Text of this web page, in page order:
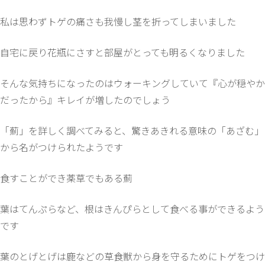
私は思わずトゲの痛さも我慢し茎を折ってしまいました
自宅に戻り花瓶にさすと部屋がとっても明るくなりました
そんな気持ちになったのはウォーキングしていて『心が穏やか
だったから』キレイが増したのでしょう
「薊」を詳しく調べてみると、驚きあきれる意味の「あざむ」
から名がつけられたようです
食すことができ薬草でもある薊
葉はてんぷらなど、根はきんぴらとして食べる事ができるよう
です
葉のとげとげは鹿などの草食獣から身を守るためにトゲをつけ